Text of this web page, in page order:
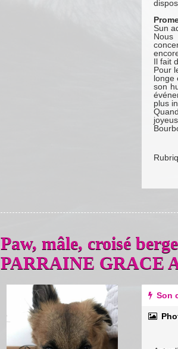
Sun
Nous
Il fait
Pour
longe
son
plus
Paw, mâle, croisé
PARRAINE GRACE
Previous Next Son